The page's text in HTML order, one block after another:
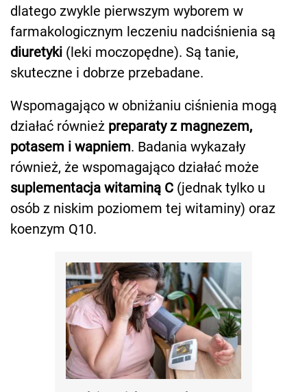
dlatego zwykle pierwszym wyborem w
farmakologicznym leczeniu nadciśnienia są
diuretyki (leki moczopędne). Są tanie,
skuteczne i dobrze przebadane.
Wspomagająco w obniżaniu ciśnienia mogą
działać również preparaty z magnezem,
potasem i wapniem. Badania wykazały
również, że wspomagająco działać może
suplementacja witaminą C (jednak tylko u
osób z niskim poziomem tej witaminy) oraz
koenzym Q10.